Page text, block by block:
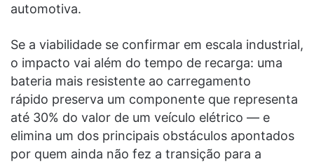
automotiva.
Se a viabilidade se confirmar em escala industrial,
o impacto vai além do tempo de recarga: uma
bateria mais resistente ao carregamento
rápido preserva um componente que representa
até 30% do valor de um veículo elétrico — e
elimina um dos principais obstáculos apontados
por quem ainda não fez a transição para a